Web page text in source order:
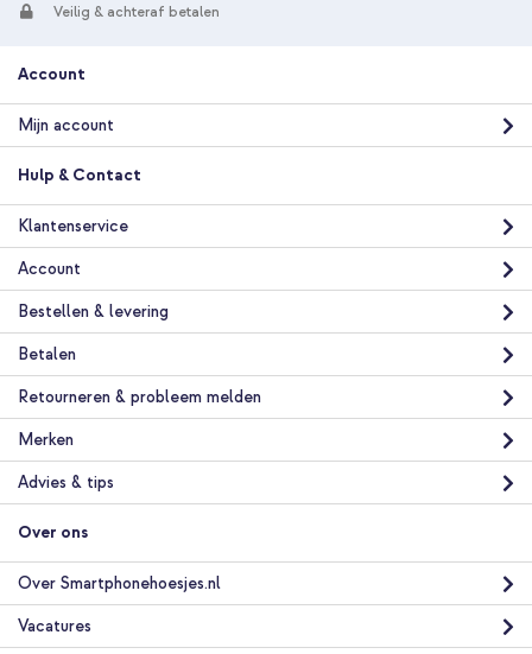
Veilig & achteraf betalen
Account
Mijn account
Hulp & Contact
Klantenservice
Account
Bestellen & levering
Betalen
Retourneren & probleem melden
Merken
Advies & tips
Over ons
Over Smartphonehoesjes.nl
Vacatures